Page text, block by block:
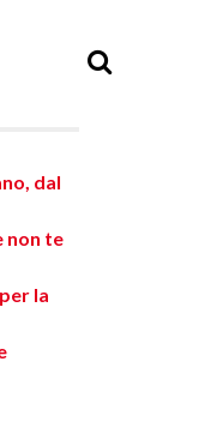
dal
non te
la